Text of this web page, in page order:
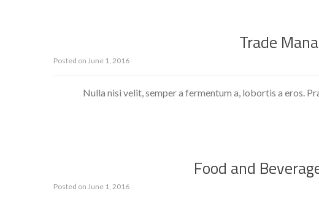
Trade
Posted on June 1, 2016
Nulla nisi velit, semper a fermentum a, lobortis a eros.
Food and
Posted on June 1, 2016